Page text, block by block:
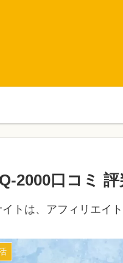
2000口コミ
イトは、アフィリエイ